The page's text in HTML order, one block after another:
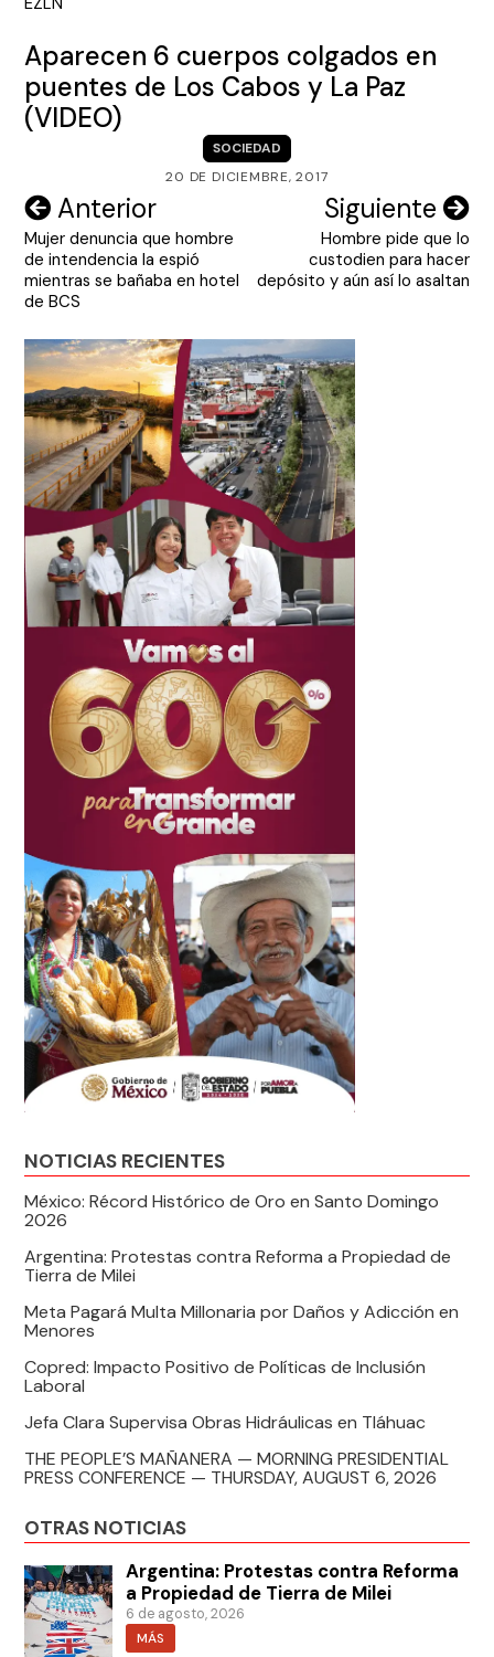
entradas
Aparecen 6 cuerpos colgados en
puentes de Los Cabos y La Paz
(VIDEO)
SOCIEDAD
20 DE DICIEMBRE, 2017
Navegación
de
entradas
Anterior
Mujer denuncia que hombre
de intendencia la espió
mientras se bañaba en hotel
de BCS
Siguiente
Hombre pide que lo
custodien para hacer
depósito y aún así lo asaltan
NOTICIAS RECIENTES
México: Récord Histórico de Oro en Santo Domingo
2026
Argentina: Protestas contra Reforma a Propiedad de
Tierra de Milei
Meta Pagará Multa Millonaria por Daños y Adicción en
Menores
Copred: Impacto Positivo de Políticas de Inclusión
Laboral
Jefa Clara Supervisa Obras Hidráulicas en Tláhuac
THE PEOPLE’S MAÑANERA — MORNING PRESIDENTIAL
PRESS CONFERENCE — THURSDAY, AUGUST 6, 2026
OTRAS NOTICIAS
Argentina: Protestas contra Reforma
a Propiedad de Tierra de Milei
6 de agosto, 2026
MÁS